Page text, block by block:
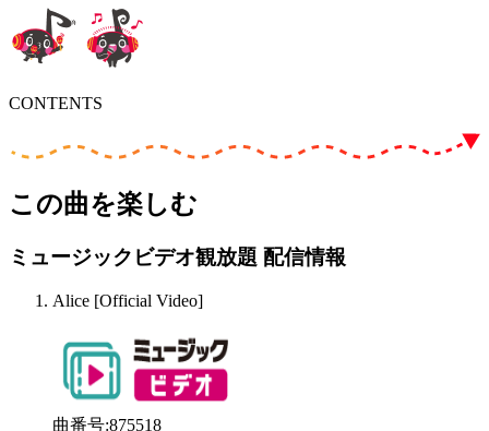
CONTENTS
この曲を楽しむ
ミュージックビデオ観放題 配信情報
Alice [Official Video]
曲番号:875518